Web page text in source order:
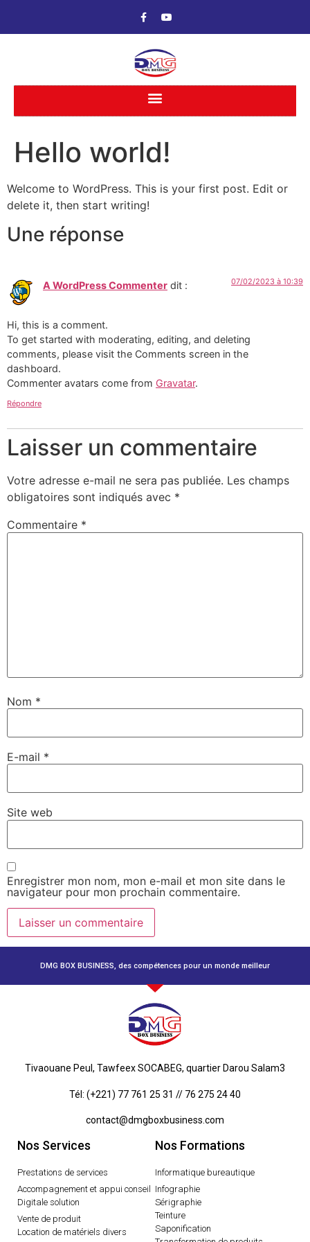
Hello world!
Welcome to WordPress. This is your first post. Edit or
delete it, then start writing!
Une réponse
A WordPress Commenter dit : 07/02/2023 à 10:39
Hi, this is a comment.
To get started with moderating, editing, and deleting
comments, please visit the Comments screen in the
dashboard.
Commenter avatars come from Gravatar.
Répondre
Laisser un commentaire
Votre adresse e-mail ne sera pas publiée. Les champs
obligatoires sont indiqués avec *
Commentaire *
Nom *
E-mail *
Site web
Enregistrer mon nom, mon e-mail et mon site dans le
navigateur pour mon prochain commentaire.
DMG BOX BUSINESS, des compétences pour un monde meilleur
Tivaouane Peul, Tawfeex SOCABEG, quartier Darou Salam3
Tél: (+221) 77 761 25 31 // 76 275 24 40
contact@dmgboxbusiness.com
Nos Services
Prestations de services
Accompagnement et appui conseil
Digitale solution
Vente de produit
Location de matériels divers
Nos Formations
Informatique bureautique
Infographie
Sérigraphie
Teinture
Saponification